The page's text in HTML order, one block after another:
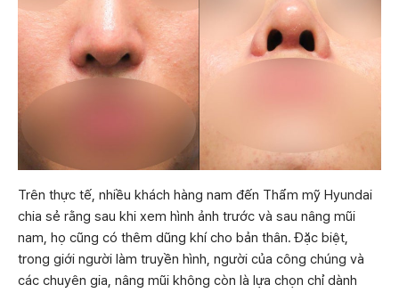
Trên thực tế, nhiều khách hàng nam đến Thẩm mỹ Hyundai
chia sẻ rằng sau khi xem hình ảnh trước và sau nâng mũi
nam, họ cũng có thêm dũng khí cho bản thân. Đặc biệt,
trong giới người làm truyền hình, người của công chúng và
các chuyên gia, nâng mũi không còn là lựa chọn chỉ dành